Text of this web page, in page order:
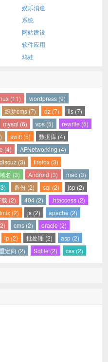
娱乐消遣
系统
网站建设
软件应用
鸡娃
(11)
wordpress (9)
织梦cms (7) dz (7)
iis (7)
mysql (6) vps (5)
rewrite (5)
swift (5)
数据库 (4)
(4)
AFNetworking (4)
discuz (3)
firefox (3)
域名 (3) Android (3)
mac (3)
备份 (2) sql (2)
jsp (2)
载 (2) 404 (2)
.htaccess (2)
(2) js (2)
apache (2)
cms (2)
oracle (2)
ip (2) 批处理 (2)
asp (2)
定向 (2) Sqlite (2) css (2)